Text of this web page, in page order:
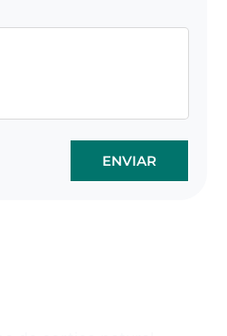
ENVIAR